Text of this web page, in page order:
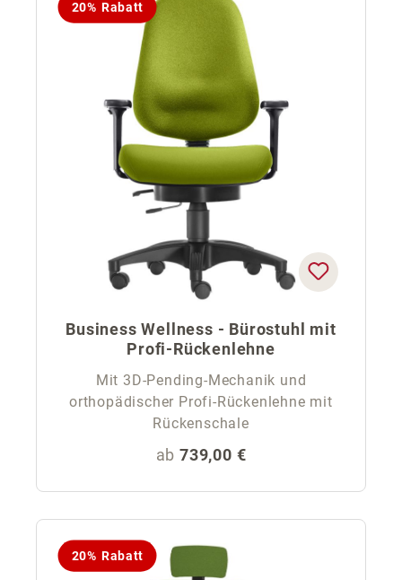
20% Rabatt
Business Wellness - Bürostuhl mit
Profi-Rückenlehne
Mit 3D-Pending-Mechanik und
orthopädischer Profi-Rückenlehne mit
Rückenschale
Regulärer Preis:
ab 739,00 €
20% Rabatt